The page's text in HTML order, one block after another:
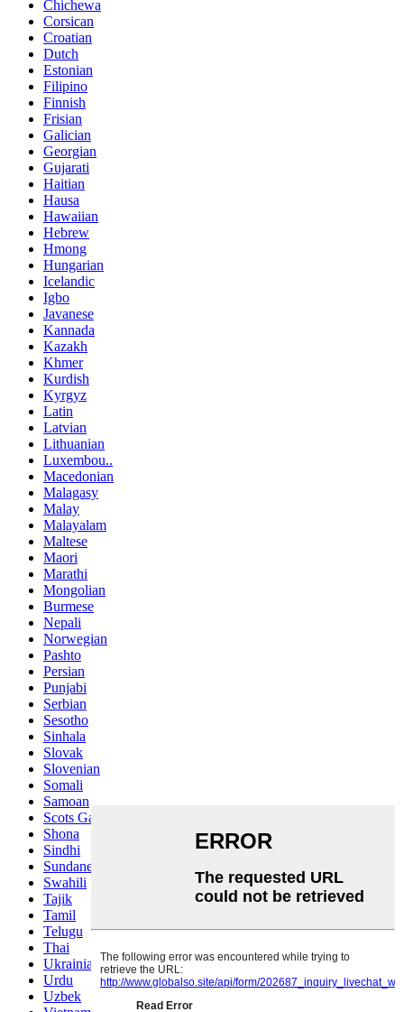
Chichewa
Corsican
Croatian
Dutch
Estonian
Filipino
Finnish
Frisian
Galician
Georgian
Gujarati
Haitian
Hausa
Hawaiian
Hebrew
Hmong
Hungarian
Icelandic
Igbo
Javanese
Kannada
Kazakh
Khmer
Kurdish
Kyrgyz
Latin
Latvian
Lithuanian
Luxembou..
Macedonian
Malagasy
Malay
Malayalam
Maltese
Maori
Marathi
Mongolian
Burmese
Nepali
Norwegian
Pashto
Persian
Punjabi
Serbian
Sesotho
Sinhala
Slovak
Slovenian
Somali
Samoan
Scots Gaelic
Shona
Sindhi
Sundanese
Swahili
Tajik
Tamil
Telugu
Thai
Ukrainian
Urdu
Uzbek